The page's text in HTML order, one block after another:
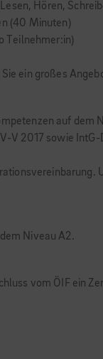
Hören,
(40 Minuten)
Teilnehmer:in)
ein großes
auf dem
V 2017 sowie IntG-
Niveau A2.
vom ÖIF ein